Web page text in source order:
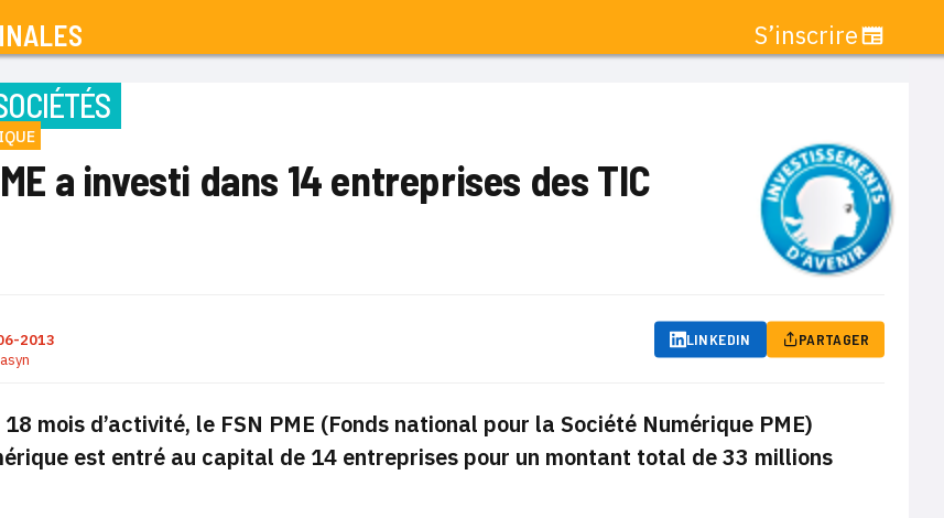
S’inscrire
a investi dans 14 entreprises des TIC
2013
LINKEDIN PARTAGER
mois d’activité, le FSN PME (Fonds national pour la Société Numérique PME)
est entré au capital de 14 entreprises pour un montant total de 33 millions